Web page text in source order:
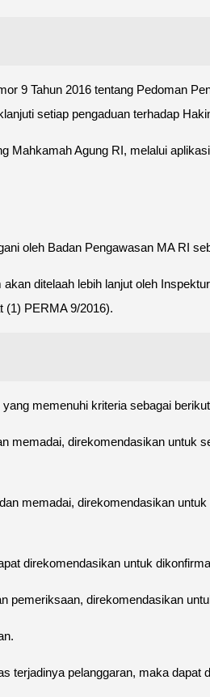
9 Tahun 2016 tentang Pedoman
setiap pengaduan terhadap
Mahkamah Agung RI, melalui
oleh Badan Pengawasan MA RI
ditelaah lebih lanjut oleh
(1) PERMA 9/2016).
memenuhi kriteria sebagai
memadai, direkomendasikan untuk
memadai, direkomendasikan
direkomendasikan untuk
pemeriksaan, direkomendasikan
terjadinya pelanggaran, maka